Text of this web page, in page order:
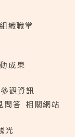
組織職掌
成果
參觀資訊
問答 相關網站
光